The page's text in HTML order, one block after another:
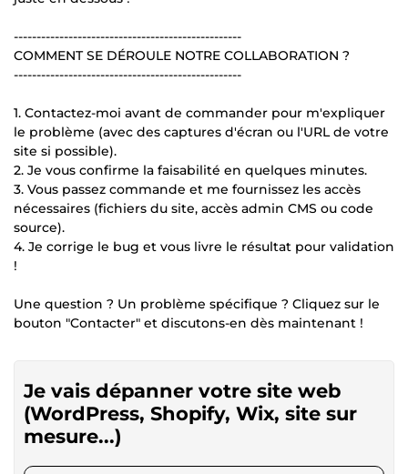
--------------------------------------------------
COMMENT SE DÉROULE NOTRE COLLABORATION ?
--------------------------------------------------
1. Contactez-moi avant de commander pour m'expliquer
le problème (avec des captures d'écran ou l'URL de votre
site si possible).
2. Je vous confirme la faisabilité en quelques minutes.
3. Vous passez commande et me fournissez les accès
nécessaires (fichiers du site, accès admin CMS ou code
source).
4. Je corrige le bug et vous livre le résultat pour validation
!
Une question ? Un problème spécifique ? Cliquez sur le
bouton "Contacter" et discutons-en dès maintenant !
Je vais dépanner votre site web
(WordPress, Shopify, Wix, site sur
mesure...)